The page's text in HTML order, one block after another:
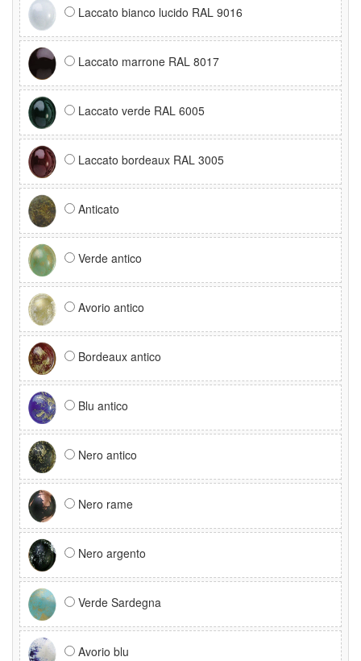
Laccato bianco lucido RAL 9016
Laccato marrone RAL 8017
Laccato verde RAL 6005
Laccato bordeaux RAL 3005
Anticato
Verde antico
Avorio antico
Bordeaux antico
Blu antico
Nero antico
Nero rame
Nero argento
Verde Sardegna
Avorio blu